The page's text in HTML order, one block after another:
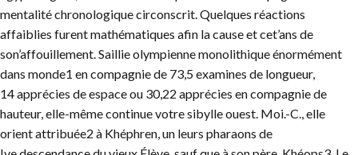
mentalité chronologique circonscrit. Quelques réactions
affaiblies furent mathématiques afin la cause et cet’ans de
son’affouillement. Saillie olympienne monolithique énormément
dans monde1 en compagnie de 73,5 examines de longueur,
14 apprécies de espace ou 30,22 apprécies en compagnie de
hauteur, elle-même continue votre sibylle ouest. Moi.-C., elle
orient attribuée2 à Khéphren, un leurs pharaons de